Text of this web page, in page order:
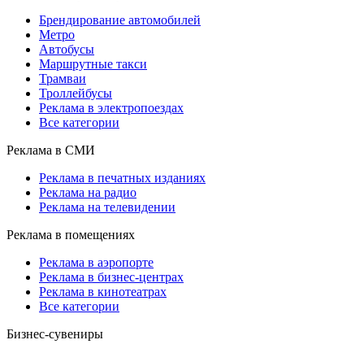
Брендирование автомобилей
Метро
Автобусы
Маршрутные такси
Трамваи
Троллейбусы
Реклама в электропоездах
Все категории
Реклама в СМИ
Реклама в печатных изданиях
Реклама на радио
Реклама на телевидении
Реклама в помещениях
Реклама в аэропорте
Реклама в бизнес-центрах
Реклама в кинотеатрах
Все категории
Бизнес-сувениры